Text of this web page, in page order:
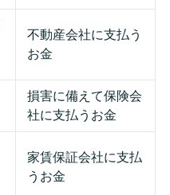
不動産会社に支払う
お金
損害に備えて保険会
社に支払うお金
家賃保証会社に支払
うお金